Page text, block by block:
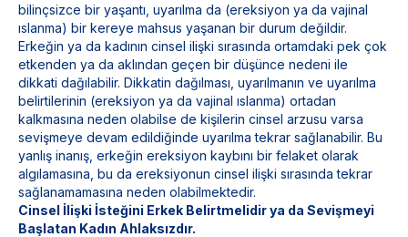
bilinçsizce bir yaşantı, uyarılma da (ereksiyon ya da vajinal
ıslanma) bir kereye mahsus yaşanan bir durum değildir.
Erkeğin ya da kadının cinsel ilişki sırasında ortamdaki pek çok
etkenden ya da aklından geçen bir düşünce nedeni ile
dikkati dağılabilir. Dikkatin dağılması, uyarılmanın ve uyarılma
belirtilerinin (ereksiyon ya da vajinal ıslanma) ortadan
kalkmasına neden olabilse de kişilerin cinsel arzusu varsa
sevişmeye devam edildiğinde uyarılma tekrar sağlanabilir. Bu
yanlış inanış, erkeğin ereksiyon kaybını bir felaket olarak
algılamasına, bu da ereksiyonun cinsel ilişki sırasında tekrar
sağlanamamasına neden olabilmektedir.
Cinsel İlişki İsteğini Erkek Belirtmelidir ya da Sevişmeyi
Başlatan Kadın Ahlaksızdır.